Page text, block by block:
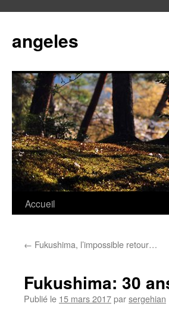
angeles
Aller
contenu
Accueil
← Fukushima, l’impossible retour…
Fukushima: 30
Publié le 15 mars 2017parsergehian